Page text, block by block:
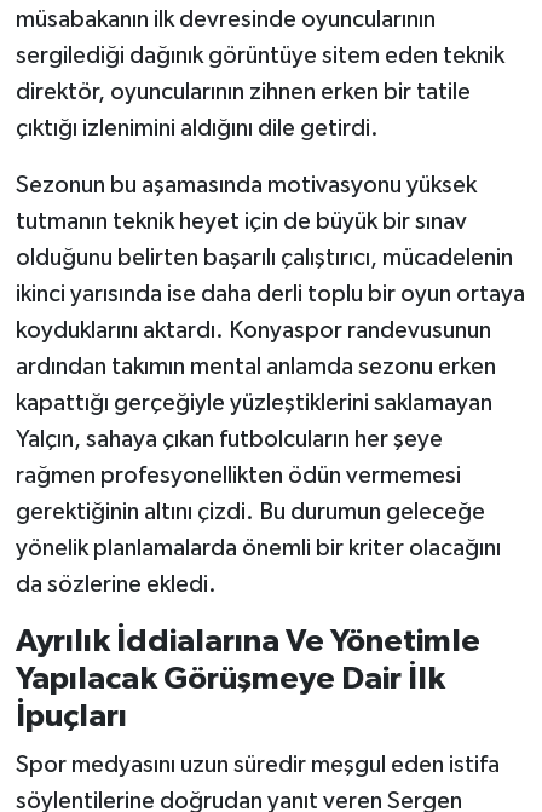
müsabakanın ilk devresinde oyuncularının
sergilediği dağınık görüntüye sitem eden teknik
direktör, oyuncularının zihnen erken bir tatile
çıktığı izlenimini aldığını dile getirdi.
Sezonun bu aşamasında motivasyonu yüksek
tutmanın teknik heyet için de büyük bir sınav
olduğunu belirten başarılı çalıştırıcı, mücadelenin
ikinci yarısında ise daha derli toplu bir oyun ortaya
koyduklarını aktardı. Konyaspor randevusunun
ardından takımın mental anlamda sezonu erken
kapattığı gerçeğiyle yüzleştiklerini saklamayan
Yalçın, sahaya çıkan futbolcuların her şeye
rağmen profesyonellikten ödün vermemesi
gerektiğinin altını çizdi. Bu durumun geleceğe
yönelik planlamalarda önemli bir kriter olacağını
da sözlerine ekledi.
Ayrılık İddialarına Ve Yönetimle
Yapılacak Görüşmeye Dair İlk
İpuçları
Spor medyasını uzun süredir meşgul eden istifa
söylentilerine doğrudan yanıt veren Sergen